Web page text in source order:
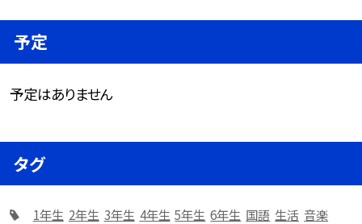
予定
予定はありません
タグ
1年生 2年生 3年生 4年生 5年生 6年生 国語 生活 音楽